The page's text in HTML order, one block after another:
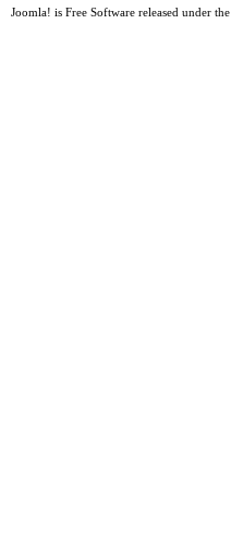
Joomla! is Free Software released under the